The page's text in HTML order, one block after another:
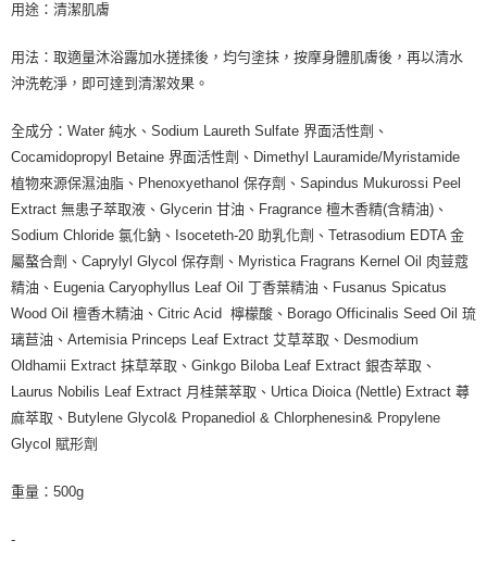
用途：清潔肌膚
用法：取適量沐浴露加水搓揉後，均勻塗抹，按摩身體肌膚後，再以清水
沖洗乾淨，即可達到清潔效果。
全成分：Water 純水、Sodium Laureth Sulfate 界面活性劑、
Cocamidopropyl Betaine 界面活性劑、Dimethyl Lauramide/Myristamide
植物來源保濕油脂、Phenoxyethanol 保存劑、Sapindus Mukurossi Peel
Extract 無患子萃取液、Glycerin 甘油、Fragrance 檀木香精(含精油)、
Sodium Chloride 氯化鈉、Isoceteth-20 助乳化劑、Tetrasodium EDTA 金
屬螯合劑、Caprylyl Glycol 保存劑、Myristica Fragrans Kernel Oil 肉荳蔻
精油、Eugenia Caryophyllus Leaf Oil 丁香葉精油、Fusanus Spicatus
Wood Oil 檀香木精油、Citric Acid 檸檬酸、Borago Officinalis Seed Oil 琉
璃苣油、Artemisia Princeps Leaf Extract 艾草萃取、Desmodium
Oldhamii Extract 抹草萃取、Ginkgo Biloba Leaf Extract 銀杏萃取、
Laurus Nobilis Leaf Extract 月桂葉萃取、Urtica Dioica (Nettle) Extract 蕁
麻萃取、Butylene Glycol& Propanediol & Chlorphenesin& Propylene
Glycol 賦形劑
重量：500g
-